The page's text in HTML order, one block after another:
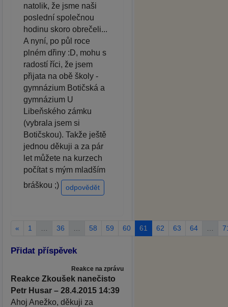
natolik, že jsme naši
poslední společnou
hodinu skoro obrečeli...
A nyní, po půl roce
plném dřiny :D, mohu s
radostí říci, že jsem
přijata na obě školy -
gymnázium Botičská a
gymnázium U
Libeňského zámku
(vybrala jsem si
Botičskou). Takže ještě
jednou děkuji a za pár
let můžete na kurzech
počítat s mým mladším
bráškou ;)
odpovědět
« 1 36 58 59 60 61 62 63 64
Přidat příspěvek
Reakce na zprávu
Reakce Zkoušek nanečisto
Petr Husar – 28.4.2015 14:39
Ahoj Anežko, děkuji za